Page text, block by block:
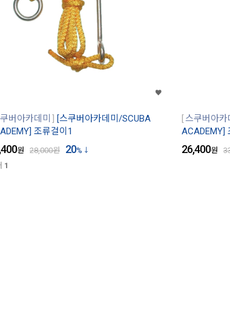
버아카데미
[스쿠버아카데미/SCUBA
조류걸이1
원 28,000원 20%
1
스쿠버아카
ACADEMY]
26,400원